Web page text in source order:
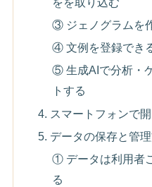
③ ジェノグラムを
④ 文例を登録でき
⑤ 生成AIで分析・
トする
4. スマートフォンで
5. データの保存と管
① データは利用者
る